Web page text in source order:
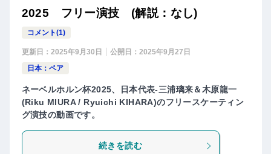
2025 フリー演技 (解説：なし)
コメント(1)
更新日： 2025年9月30日 公開日： 2025年9月27日
日本：ペア
ネーベルホルン杯2025、日本代表-三浦璃来＆木原龍一
(Riku MIURA / Ryuichi KIHARA)のフリースケーティン
グ演技の動画です。
続きを読む